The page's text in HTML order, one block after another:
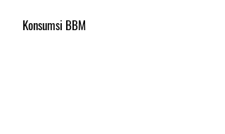
Konsumsi BBM